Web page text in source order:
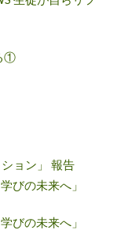
①
ョン」 報告
びの未来へ」
びの未来へ」